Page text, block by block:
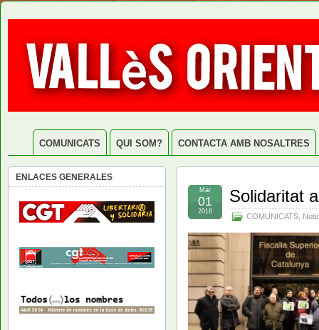
COMUNICATS QUI SOM? CONTACTA AMB NOSALTRES
Solidaritat
COMUNICATS
Mar
01
2018
ENLACES GENERALES